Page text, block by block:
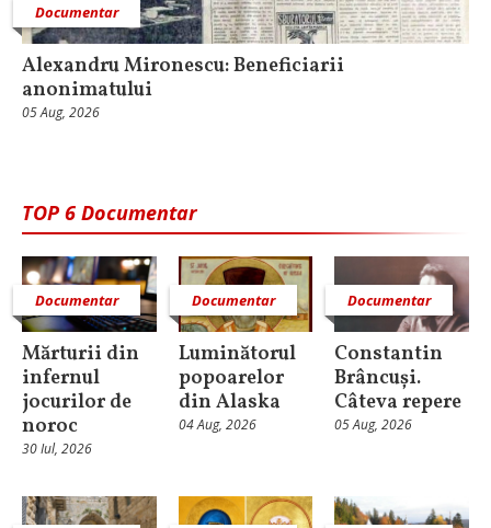
Documentar
Alexandru Mironescu: Beneficiarii
anonimatului
05 Aug, 2026
TOP 6 Documentar
Documentar
Mărturii din
infernul
jocurilor de
noroc
30 Iul, 2026
Documentar
Luminătorul
popoarelor
din Alaska
04 Aug, 2026
Documentar
Constantin
Brâncuși.
Câteva repere
05 Aug, 2026